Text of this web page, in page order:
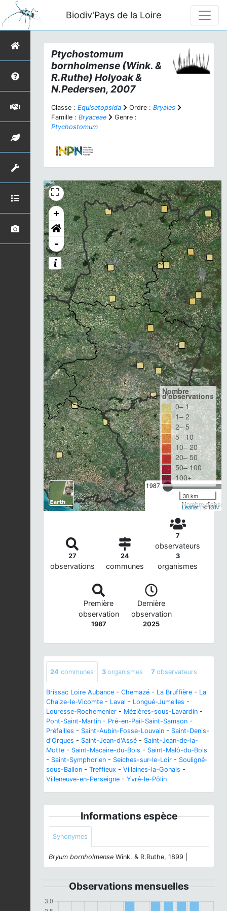
Biodiv'Pays de la Loire
Ptychostomum
bornholmense (Wink. &
R.Ruthe) Holyoak &
N.Pedersen, 2007
Classe : Equisetopsida Ordre : Bryales
Famille : Bryaceae
Genre :
Ptychostomum
+
-
1987
Nombre
Nombre
d'observations
0– 1
1– 2
2– 5
5– 10
10– 20
20– 50
50– 100
100+
30 km
Leaflet| ©IGN
27
observations
24
communes
7
observateurs
3
organismes
Première
observation
1987
Dernière
observation
2025
24 communes 3 organismes 7 observateurs
Brissac Loire Aubance - Chemazé - La Bruffière - La
Chaize-le-Vicomte - Laval - Longué-Jumelles -
Louresse-Rochemenier - Mézières-sous-Lavardin -
Pont-Saint-Martin - Pré-en-Pail-Saint-Samson -
Préfailles - Saint-Aubin-Fosse-Louvain - Saint-Denis-
d'Orques - Saint-Jean-d'Assé - Saint-Jean-de-la-
Motte - Saint-Macaire-du-Bois - Saint-Malô-du-Bois
- Saint-Symphorien - Seiches-sur-le-Loir - Souligné-
sous-Ballon - Treffieux - Villaines-la-Gonais -
Villeneuve-en-Perseigne - Yvré-le-Pôlin
Informations espèce
Synonymes
Bryum bornholmense Wink. & R.Ruthe, 1899 |
Observations mensuelles